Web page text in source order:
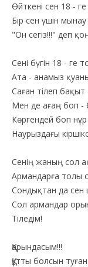
Өйткені сен 18 -
Бір сен үшін
"Он сегіз!!!" деп
Сені бүгін 18 - ге
Ата - анамыз
Саған тілеп
Мен де ағаң боп -
Көргендей боп
Наурыздағы
Сенің жаның сол ақ
Армандарға толы
Сондықтан да сен
Сол армандар
Тіледім!
Қарындасым!!!
Құтты болсын туған